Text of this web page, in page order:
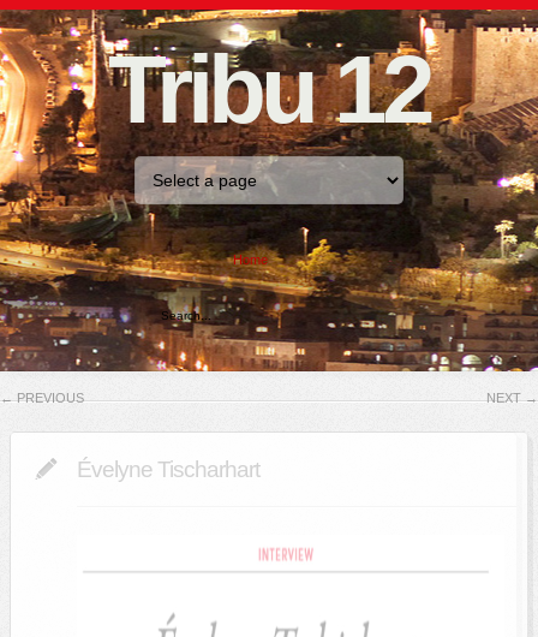
Tribu 12
Home
← PREVIOUS NEXT →
Évelyne Tischarhart